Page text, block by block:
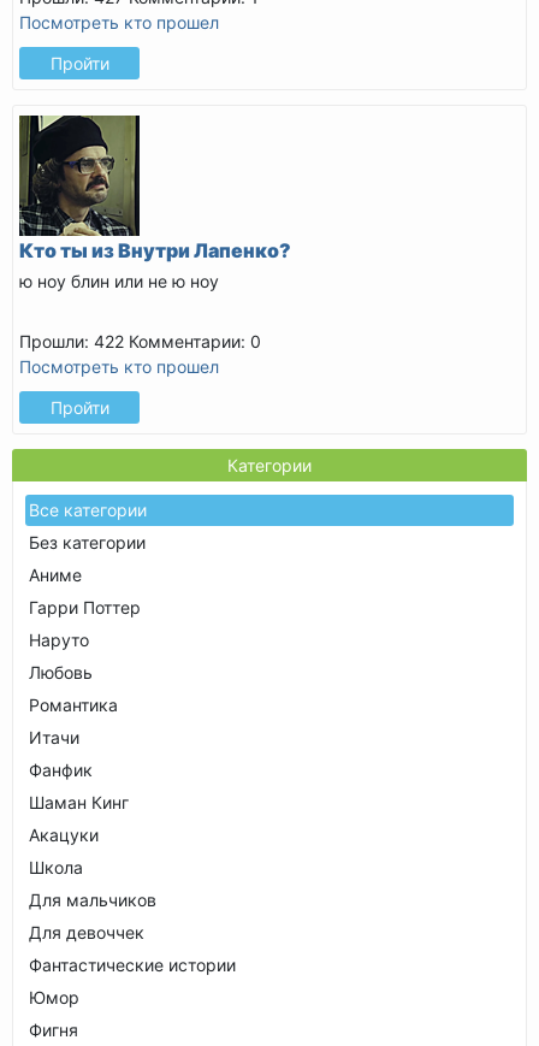
Посмотреть кто прошел
Пройти
Кто ты из Внутри Лапенко?
ю ноу блин или не ю ноу
Прошли: 422 Комментарии: 0
Посмотреть кто прошел
Пройти
Категории
Все категории
Без категории
Аниме
Гарри Поттер
Наруто
Любовь
Романтика
Итачи
Фанфик
Шаман Кинг
Акацуки
Школа
Для мальчиков
Для девоччек
Фантастические истории
Юмор
Фигня